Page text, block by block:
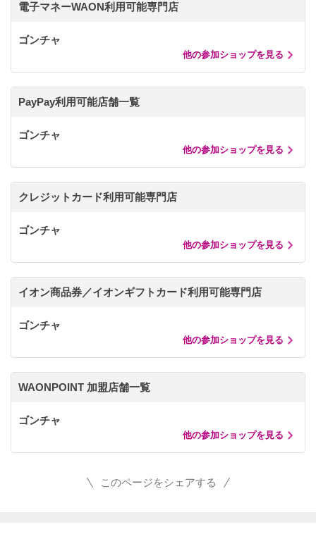
電子マネーWAON利用可能専門店
ゴンチャ
他の参加ショップを見る
PayPay利用可能店舗一覧
ゴンチャ
他の参加ショップを見る
クレジットカード利用可能専門店
ゴンチャ
他の参加ショップを見る
イオン商品券／イオンギフトカード利用可能専門店
ゴンチャ
他の参加ショップを見る
WAONPOINT 加盟店舗一覧
ゴンチャ
他の参加ショップを見る
このページをシェアする